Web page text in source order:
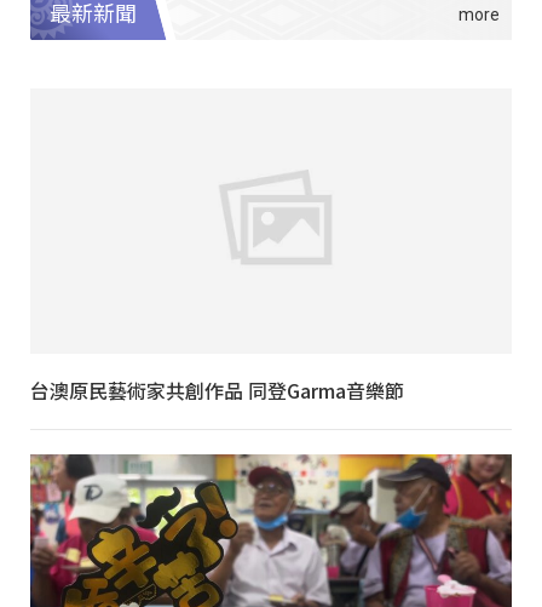
最新新聞
台澳原民藝術家共創作品 同登Garma音樂節